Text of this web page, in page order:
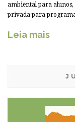
ambiental para alunos,
privada para
Leia mais